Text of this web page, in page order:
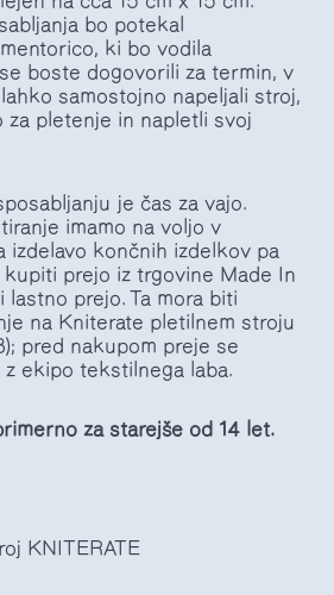
bo potekal
ki bo vodila
boste dogovorili za termin, v
samostojno napeljali stroj,
za pletenje in napletli svoj
je čas za vajo.
imamo na voljo v
izdelavo končnih izdelkov pa
prejo iz trgovine Made In
lastno prejo. Ta mora biti
na Kniterate pletilnem stroju
pred nakupom preje se
ekipo tekstilnega laba.
za starejše od 14 let.
KNITERATE